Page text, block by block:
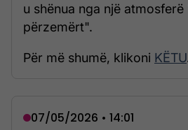
u shënua nga një atmosferë
përzemërt".
Për më shumë, klikoni KËTU
07/05/2026 • 14:01